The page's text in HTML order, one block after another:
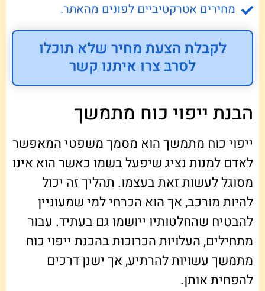
מחירים אטרקטיביים לפונים מהאתר.
לקבלת הצעת מחיר שלא תוכלו
לסרב צרו איתנו קשר
הבנת ייפוי כוח מתמשך
ייפוי כוח מתמשך הוא מסמך משפטי המאפשר
לאדם למנות נציג שיפעל בשמו כאשר הוא אינו
מסוגל לעשות זאת בעצמו. תהליך זה יכול
להיות מורכב, אך הוא הכרחי למי שמעוניין
להבטיח שהחלטותיו ייושמו גם בעתיד. עבור
מתחילים, העלויות הכרוכות בהכנת ייפוי כוח
מתמשך עשויות להרתיע, אך ישנן דרכים
להפחית אותן.